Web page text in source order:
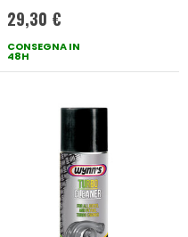
29,30 €
CONSEGNA IN
48H